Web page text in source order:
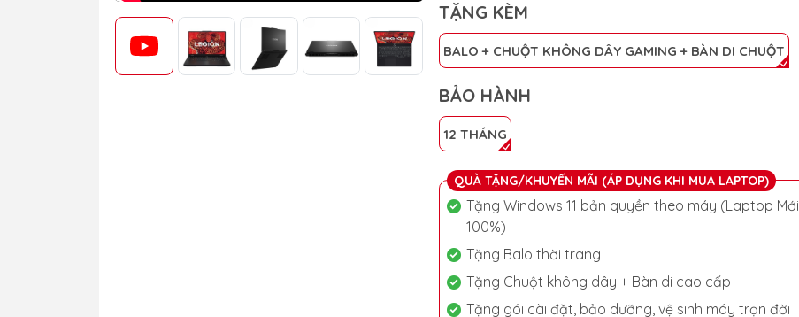
TẶNG KÈM
BALO + CHUỘT KHÔNG DÂY GAMING + BÀN DI CHUỘT
BẢO HÀNH
12 THÁNG
QUÀ TẶNG/KHUYẾN MÃI (ÁP DỤNG KHI MUA LAPTOP)
Tặng Windows 11 bản quyền theo máy (Laptop Mới
100%)
Tặng Balo thời trang
Tặng Chuột không dây + Bàn di cao cấp
Tặng gói cài đặt, bảo dưỡng, vệ sinh máy trọn đời